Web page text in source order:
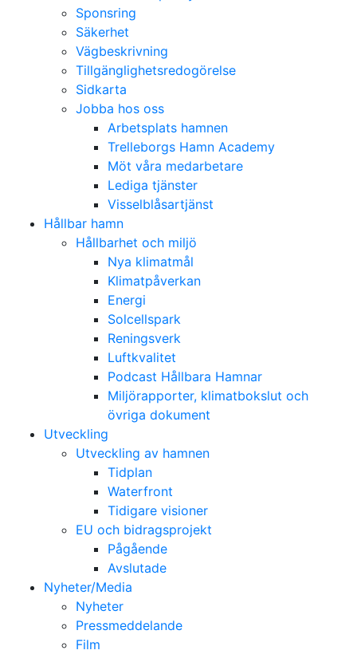
Sponsring
Säkerhet
Vägbeskrivning
Tillgänglighetsredogörelse
Sidkarta
Jobba hos oss
Arbetsplats hamnen
Trelleborgs Hamn Academy
Möt våra medarbetare
Lediga tjänster
Visselblåsartjänst
Hållbar hamn
Hållbarhet och miljö
Nya klimatmål
Klimatpåverkan
Energi
Solcellspark
Reningsverk
Luftkvalitet
Podcast Hållbara Hamnar
Miljörapporter, klimatbokslut och
övriga dokument
Utveckling
Utveckling av hamnen
Tidplan
Waterfront
Tidigare visioner
EU och bidragsprojekt
Pågående
Avslutade
Nyheter/Media
Nyheter
Pressmeddelande
Film